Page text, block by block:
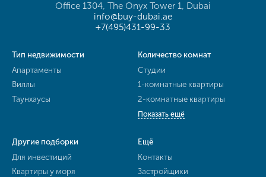
Office 1304, The Onyx Tower 1, Dubai
info@buy-dubai.ae
+7(495)431-99-33
Тип недвижимости
Апартаменты
Виллы
Таунхаусы
Количество комнат
Студии
1-комнатные квартиры
2-комнатные квартиры
Показать ещё
Другие подборки
Для инвестиций
Квартиры у моря
Ещё
Контакты
Застройщики